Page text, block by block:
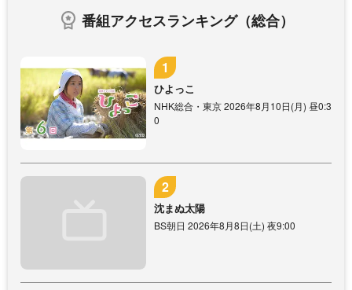
番組アクセスランキング（総合）
ひよっこ
NHK総合・東京 2026年8月10日(月) 昼0:3
0
沈まぬ太陽
BS朝日 2026年8月8日(土) 夜9:00